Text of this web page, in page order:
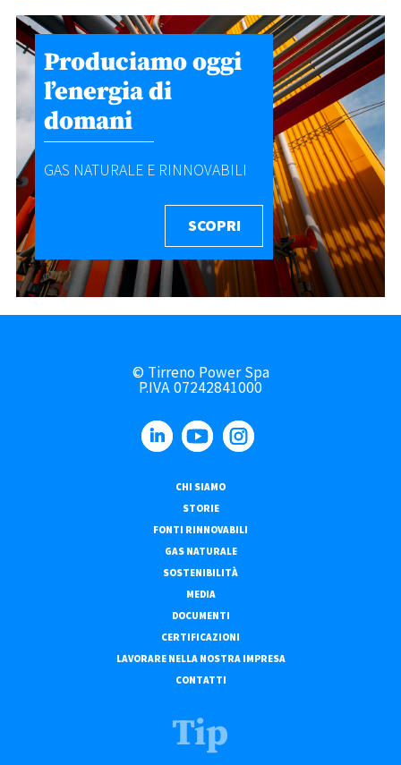
Produciamo oggi
l’energia di
domani
GAS NATURALE E RINNOVABILI
SCOPRI
© Tirreno Power Spa
P.IVA 07242841000
CHI SIAMO
STORIE
FONTI RINNOVABILI
GAS NATURALE
SOSTENIBILITÀ
MEDIA
DOCUMENTI
CERTIFICAZIONI
LAVORARE NELLA NOSTRA IMPRESA
CONTATTI
Tip